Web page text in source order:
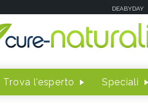
DEABYDAY
Trova l'esperto Speciali